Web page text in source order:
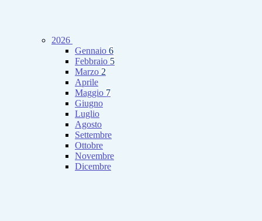
2026
Gennaio 6
Febbraio 5
Marzo 2
Aprile
Maggio 7
Giugno
Luglio
Agosto
Settembre
Ottobre
Novembre
Dicembre